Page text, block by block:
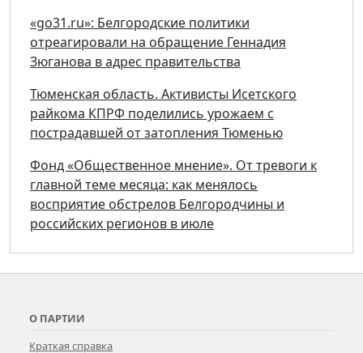
«go31.ru»: Белгородские политики
отреагировали на обращение Геннадия
Зюганова в адрес правительства
Тюменская область. Активисты Исетского
райкома КПРФ поделились урожаем с
пострадавшей от затопления Тюменью
Фонд «Общественное мнение». От тревоги к
главной теме месяца: как менялось
восприятие обстрелов Белгородчины и
российских регионов в июле
О ПАРТИИ
Краткая справка